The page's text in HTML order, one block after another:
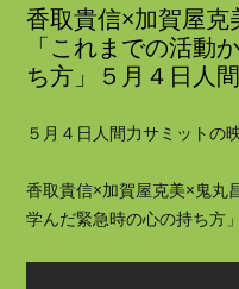
香取貴信×加賀屋
「これまでの活動
ち方」５月４日人
５月４日人間力サミットの
香取貴信×加賀屋克美×鬼丸
学んだ緊急時の心の持ち方